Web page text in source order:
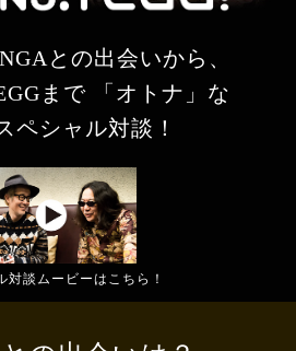
との出会いから、
まで「オトナ」な
ペシャル対談！
対談ムービーはこちら！